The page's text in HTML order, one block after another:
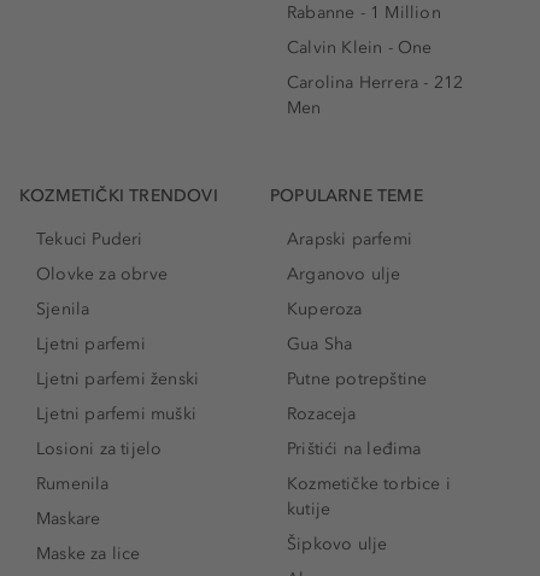
Rabanne - 1 Million
Calvin Klein - One
Carolina Herrera - 212
Men
KOZMETIČKI TRENDOVI
Tekuci Puderi
Olovke za obrve
Sjenila
Ljetni parfemi
Ljetni parfemi ženski
Ljetni parfemi muški
Losioni za tijelo
Rumenila
Maskare
Maske za lice
POPULARNE TEME
Arapski parfemi
Arganovo ulje
Kuperoza
Gua Sha
Putne potrepštine
Rozaceja
Prištići na leđima
Kozmetičke torbice i
kutije
Šipkovo ulje